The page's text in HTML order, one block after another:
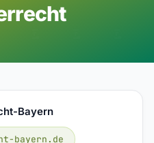
Bayern
bayern.de